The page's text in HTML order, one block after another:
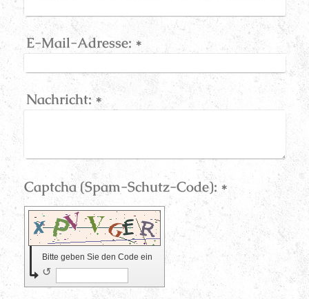
E-Mail-Adresse:*
Nachricht: *
Captcha (Spam-Schutz-Code): *
Bitte geben Sie den Code ein
↺